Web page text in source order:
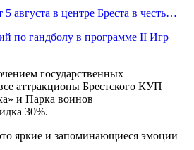
августа в центре Бреста в честь…
по гандболу в программе II Игр
государственных
аттракционы Брестского КУП
и Парка воинов
30%.
яркие и запоминающиеся эмоции